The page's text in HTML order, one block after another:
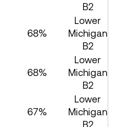
B2
68%
Lower
Michigan
B2
68%
Lower
Michigan
B2
67%
Lower
Michigan
B2